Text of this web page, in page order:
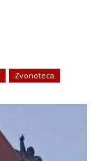
Zvonoteca